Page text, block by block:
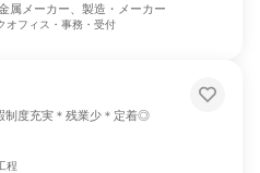
属メーカー、製造・メーカー
オフィス・事務・受付
制度充実＊残業少＊定着◎
程